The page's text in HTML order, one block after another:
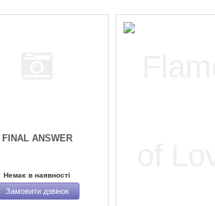
FINAL ANSWER
Немає в наявності
Замовити дзвінок